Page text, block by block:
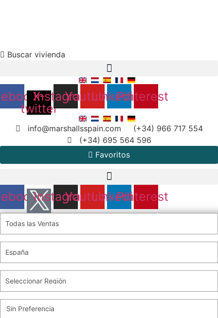
SkipBuscar vivienda
X-
twitter
Instagram
YoutubeLinkedinPinterest
info@marshallsspain.com
(+34) 966 717 554
(+34) 695 564 596
Favoritos
Instagram
YoutubeLinkedinPinterest